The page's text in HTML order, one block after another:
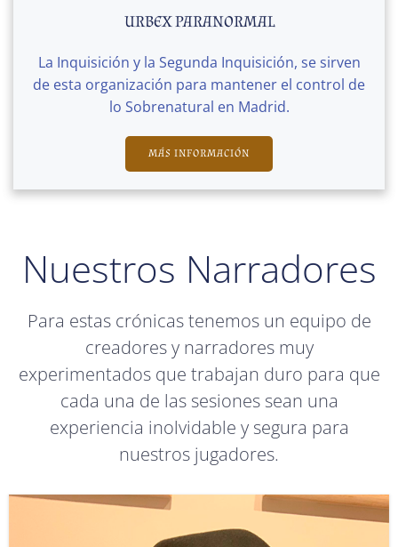
URBEX PARANORMAL
La Inquisición y la Segunda Inquisición, se sirven
de esta organización para mantener el control de
lo Sobrenatural en Madrid.
MÁS INFORMACIÓN
Nuestros Narradores
Para estas crónicas tenemos un equipo de
creadores y narradores muy
experimentados que trabajan duro para que
cada una de las sesiones sean una
experiencia inolvidable y segura para
nuestros jugadores.